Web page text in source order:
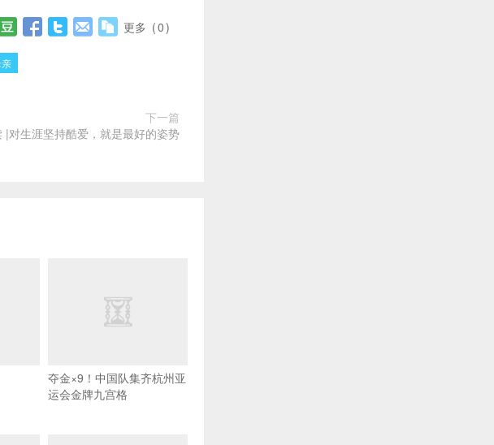
更多 (0)
下一篇
|对生涯坚持酷爱，就是最好的姿势
夺金×9！中国队集齐杭州亚
运会金牌九宫格